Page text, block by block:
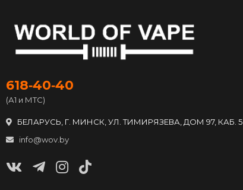
618‑40‑40
(А1 и МТС)
БЕЛАРУСЬ, Г. МИНСК, УЛ. ТИМИРЯЗЕВА, ДОМ 97, КАБ. 5
info@wov.by